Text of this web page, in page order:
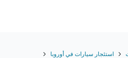
استئجار سيارات في أوروبا